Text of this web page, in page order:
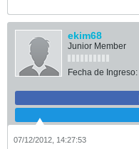
ekim68
Junior Member
Fecha de Ingreso:
07/12/2012, 14:27:53